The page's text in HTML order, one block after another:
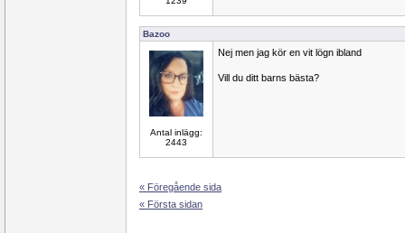
Bazoo
Antal inlägg:
2443
Nej men jag kör en vit lögn ibland
Vill du ditt barns bästa?
« Föregående sida
« Första sidan